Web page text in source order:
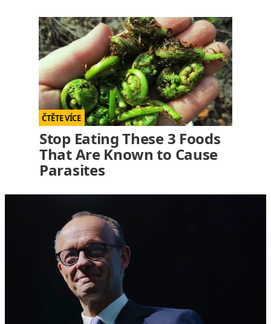
Stop Eating These 3 Foods
That Are Known to Cause
Parasites